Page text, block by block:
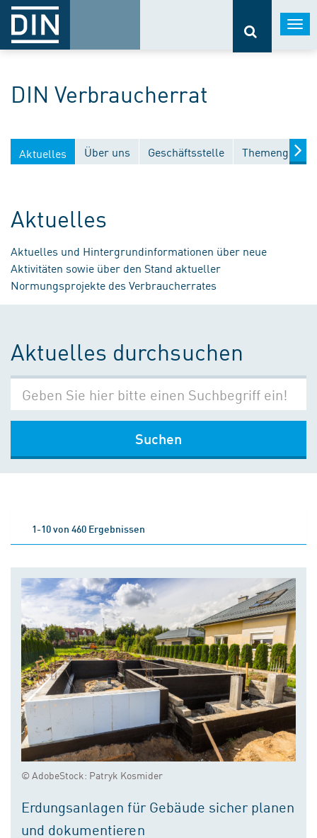
DIN Verbraucherrat
Aktuelles Über uns Geschäftsstelle
Aktuelles
Aktuelles und Hintergrundinformationen über neue
Aktivitäten sowie über den Stand aktueller
Normungsprojekte des Verbraucherrates
Aktuelles durchsuchen
Suchen
1-10 von 460 Ergebnissen
© AdobeStock: Patryk Kosmider
Erdungsanlagen für Gebäude sicher planen
und dokumentieren